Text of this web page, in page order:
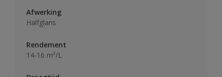
Afwerking
Halfglans
Rendement
14-16 m²/L